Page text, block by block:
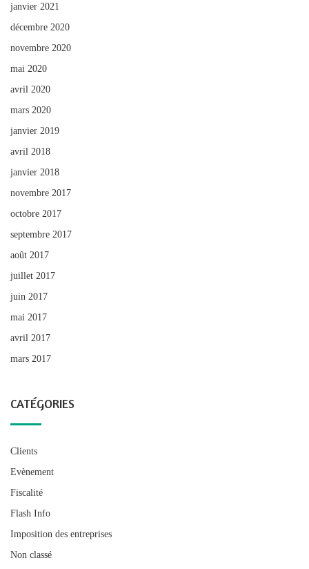
janvier 2021
décembre 2020
novembre 2020
mai 2020
avril 2020
mars 2020
janvier 2019
avril 2018
janvier 2018
novembre 2017
octobre 2017
septembre 2017
août 2017
juillet 2017
juin 2017
mai 2017
avril 2017
mars 2017
CATÉGORIES
Clients
Evènement
Fiscalité
Flash Info
Imposition des entreprises
Non classé